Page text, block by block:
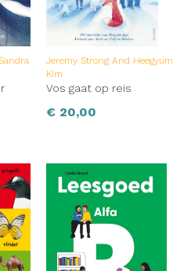
Jeremy Strong And Heegyum
Kim
Vos gaat op reis
€20,00